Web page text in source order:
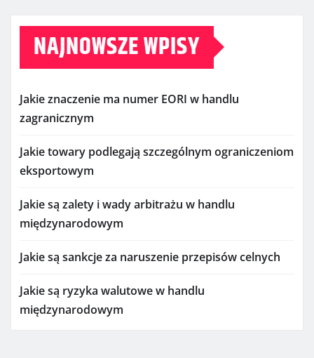
NAJNOWSZE WPISY
Jakie znaczenie ma numer EORI w handlu
zagranicznym
Jakie towary podlegają szczególnym ograniczeniom
eksportowym
Jakie są zalety i wady arbitrażu w handlu
międzynarodowym
Jakie są sankcje za naruszenie przepisów celnych
Jakie są ryzyka walutowe w handlu
międzynarodowym